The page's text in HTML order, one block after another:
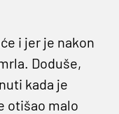
i jer je nakon
Doduše,
kada je
otišao malo